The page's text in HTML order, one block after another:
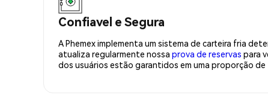
Confiavel e Segura
A Phemex implementa um sistema de carteira fria
atualiza regularmente nossa prova de reservas para
dos usuários estão garantidos em uma proporção de